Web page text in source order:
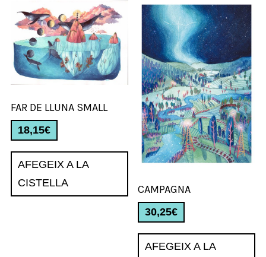
FAR DE LLUNA SMALL
18,15€
AFEGEIX A LA
CISTELLA
CAMPAGNA
30,25€
AFEGEIX A LA